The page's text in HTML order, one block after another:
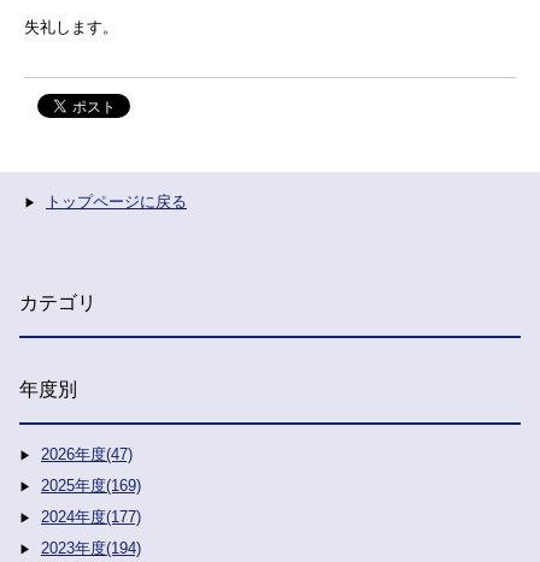
失礼します。
トップページに戻る
カテゴリ
年度別
2026年度(47)
2025年度(169)
2024年度(177)
2023年度(194)